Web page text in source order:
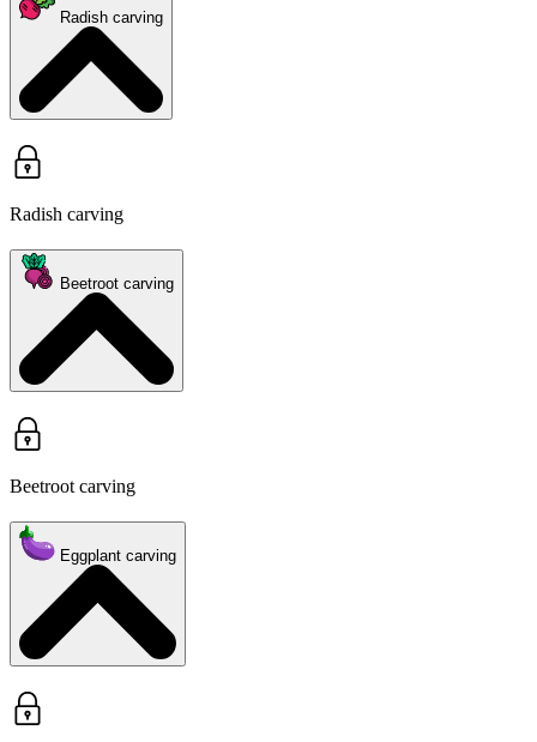
Radish carving
Radish carving
Beetroot carving
Beetroot carving
Eggplant carving